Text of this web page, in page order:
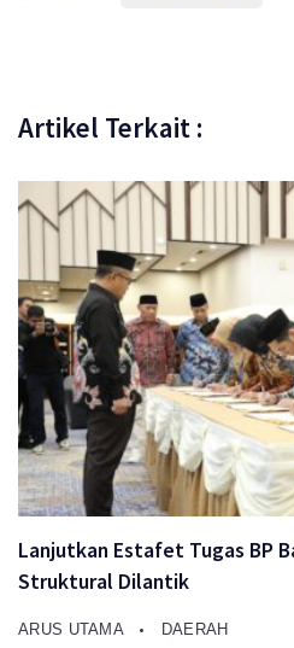
Artikel Terkait :
Lanjutkan Estafet Tugas BP
Struktural Dilantik
ARUS UTAMA DAERAH